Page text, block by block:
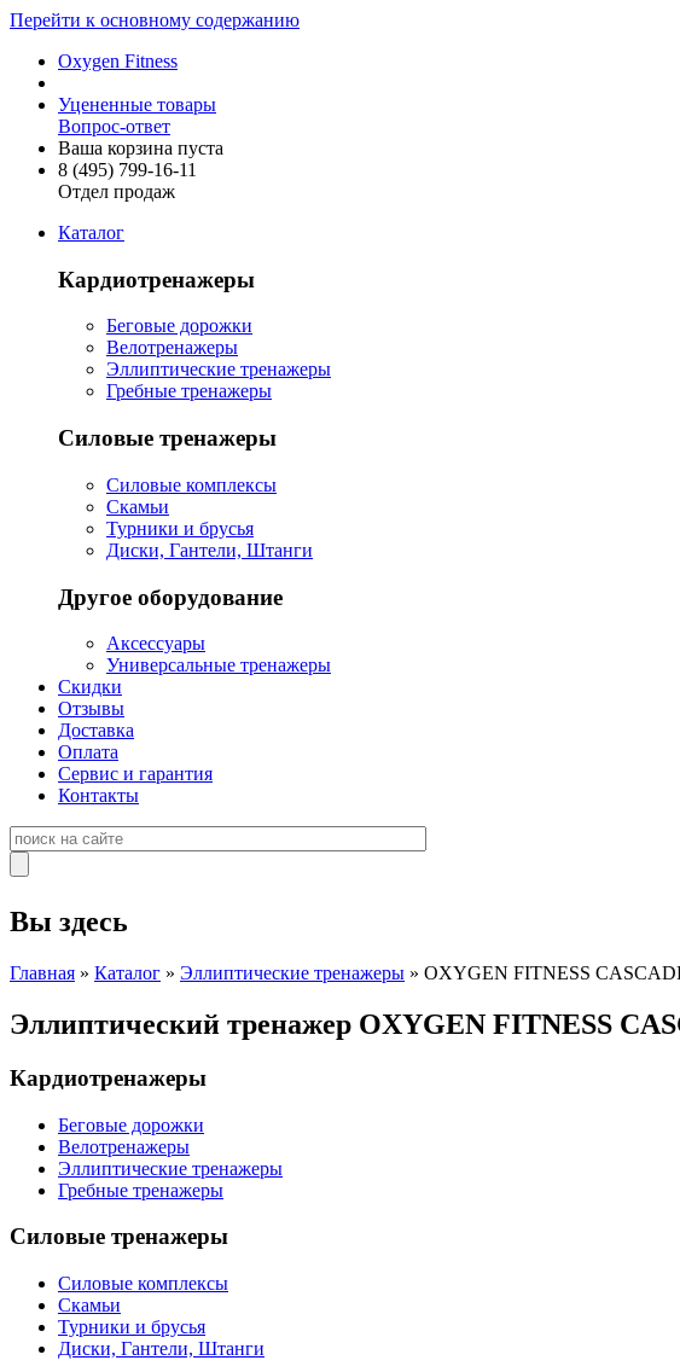
Перейти к основному содержанию
Oxygen Fitness
Уцененные товары
Вопрос-ответ
Ваша корзина пуста
8 (495) 799-16-11
Отдел продаж
Каталог
Кардиотренажеры
Беговые дорожки
Велотренажеры
Эллиптические тренажеры
Гребные тренажеры
Силовые тренажеры
Силовые комплексы
Скамьи
Турники и брусья
Диски, Гантели, Штанги
Другое оборудование
Аксессуары
Универсальные тренажеры
Скидки
Отзывы
Доставка
Оплата
Сервис и гарантия
Контакты
Вы здесь
Главная » Каталог » Эллиптические тренажеры » OXYGEN FITNESS
Эллиптический тренажер OXYGEN FITNESS
Кардиотренажеры
Беговые дорожки
Велотренажеры
Эллиптические тренажеры
Гребные тренажеры
Силовые тренажеры
Силовые комплексы
Скамьи
Турники и брусья
Диски, Гантели, Штанги